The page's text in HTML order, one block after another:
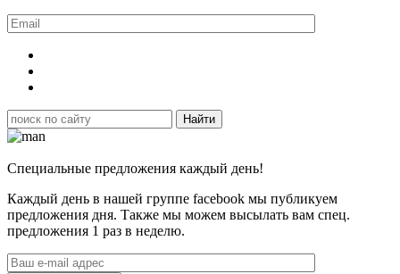
Специальные предложения каждый день!
Каждый день в нашей группе facebook мы публикуем
предложения дня. Также мы можем высылать вам спец.
предложения 1 раз в неделю.